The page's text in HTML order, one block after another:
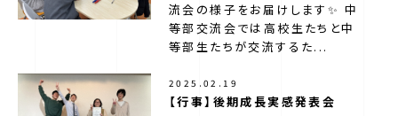
流会の様子をお届けします✨ 中
等部交流会では高校生たちと中
等部生たちが交流するた...
2025.02.19
【行事】後期成長実感発表会